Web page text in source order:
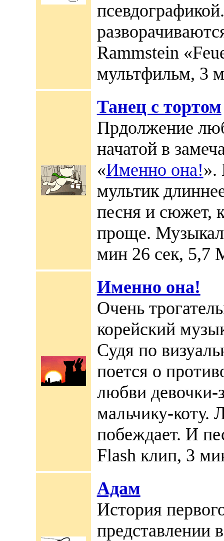
Rammstein
мультфильм, 3
Танец с тортом
Прдолжение
начатой в
«Именно она!».
мультик
песня и сюжет,
проще.
мин 26 сек, 5,7
Именно она!
Очень
корейский
Судя по
поется о
любви девочки-
мальчику-коту.
побеждает. И
Flash клип, 3
Адам
История
представлении